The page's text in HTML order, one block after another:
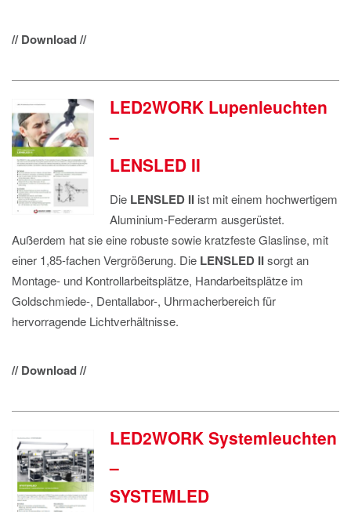
// Download //
LED2WORK Lupenleuchten
–
LENSLED II
DieLENSLED IIist mit einem hochwertigem
Aluminium-Federarm ausgerüstet.
Außerdem hat sie eine robuste sowie kratzfeste Glaslinse, mit
einer 1,85-fachen Vergrößerung. Die LENSLED IIsorgt an
Montage- und Kontrollarbeitsplätze, Handarbeitsplätze im
Goldschmiede-, Dentallabor-, Uhrmacherbereich für
hervorragende Lichtverhältnisse.
// Download //
LED2WORK Systemleuchten
–
SYSTEMLED